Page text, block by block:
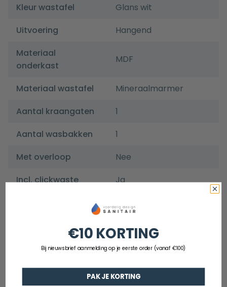
Kleur wastafel
Glans wit
Uitvoering
Hangend
Materiaal
onderkast
MDF
Materiaal wastafel
Mineraalmarmer
Aantal kraangaten
1
Aantal wasbakken
1
Met overloop
Nee
Incl. clickwaste
Ja
Ja
Leverwijze
Voorgemonteerd
Breedte
40 cm
€10 KORTING
Bij nieuwsbrief aanmelding op je eerste order (vanaf €100)
PAK JE KORTING